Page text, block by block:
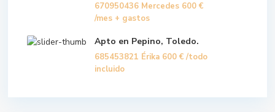
670950436 Mercedes 600 €
/mes + gastos
Apto en Pepino, Toledo.
685453821 Érika 600 € /todo
incluido